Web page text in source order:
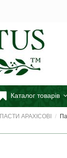
Каталог товарів
ПАСТИ АРАХІСОВІ